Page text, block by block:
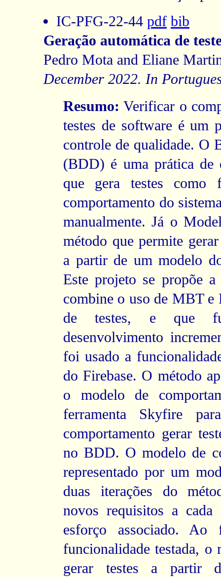
IC-PFG-22-44 pdf bib
Geração automática de
Pedro Mota and Eliane
December 2022. In
Resumo: Verificar o
testes de software é um
controle de qualidade. O
(BDD) é uma prática de
que gera testes como
comportamento do
manualmente. Já o
método que permite
a partir de um modelo
Este projeto se propõe
combine o uso de MBT e
de testes, e que
desenvolvimento
foi usado a
do Firebase. O método
o modelo de
ferramenta Skyfire
comportamento gerar
no BDD. O modelo de
representado por um
duas iterações do
novos requisitos a
esforço associado.
funcionalidade testada, o
gerar testes a partir